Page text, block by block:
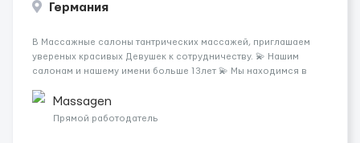
Германия
В Массажные салоны тантрических массажей, приглашаем
увереных красивых Девушек к сотрудничеству. 💫 Нашим
салонам и нашему имени больше 13лет 💫 Мы находимся в
заработная плата 💚Мы гарантируем Наличие работы. Поток 💝
incall / Out...
Massagen
Прямой работодатель